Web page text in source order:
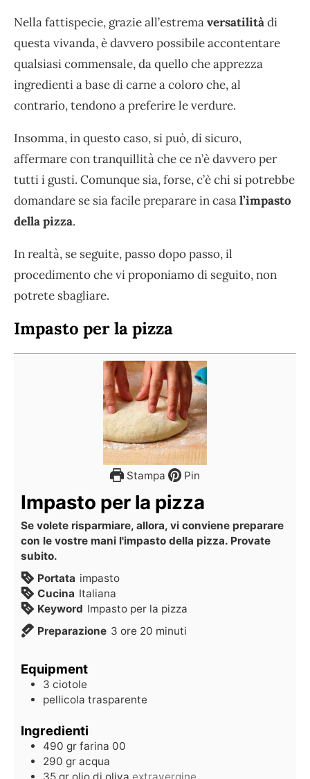
Nella fattispecie, grazie all’estremaversatilitàdi
questa vivanda, è davvero possibile accontentare
qualsiasi commensale, da quello che apprezza
ingredienti a base di carne a coloro che, al
contrario, tendono a preferire le verdure.
Insomma, in questo caso, si può, di sicuro,
affermare con tranquillità che ce n’è davvero per
tutti i gusti. Comunque sia, forse, c’è chi si potrebbe
domandare se sia facile preparare in casal’impasto
della pizza.
In realtà, se seguite, passo dopo passo, il
procedimento che vi proponiamo di seguito, non
potrete sbagliare.
Impasto per la pizza
Stampa Pin
Impasto per la pizza
Se volete risparmiare, allora, vi conviene preparare
con le vostre mani l'impasto della pizza. Provate
subito.
Portata impasto
Cucina Italiana
Keyword Impasto per la pizza
Preparazione 3 ore 20 minuti
Equipment
3 ciotole
pellicola trasparente
Ingredienti
490 gr farina 00
290 gr acqua